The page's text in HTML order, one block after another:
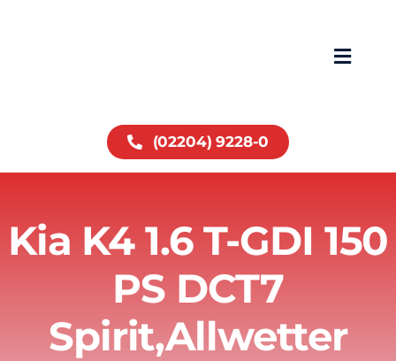
Toggle
Home
Fahrzeuge
Service
Über uns
Wohnmobile
(02204) 9228-0
Kia K4 1.6 T-GDI 150
PS DCT7
Spirit,Allwetter